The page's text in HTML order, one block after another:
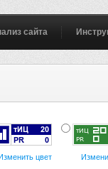
сайта
цвет